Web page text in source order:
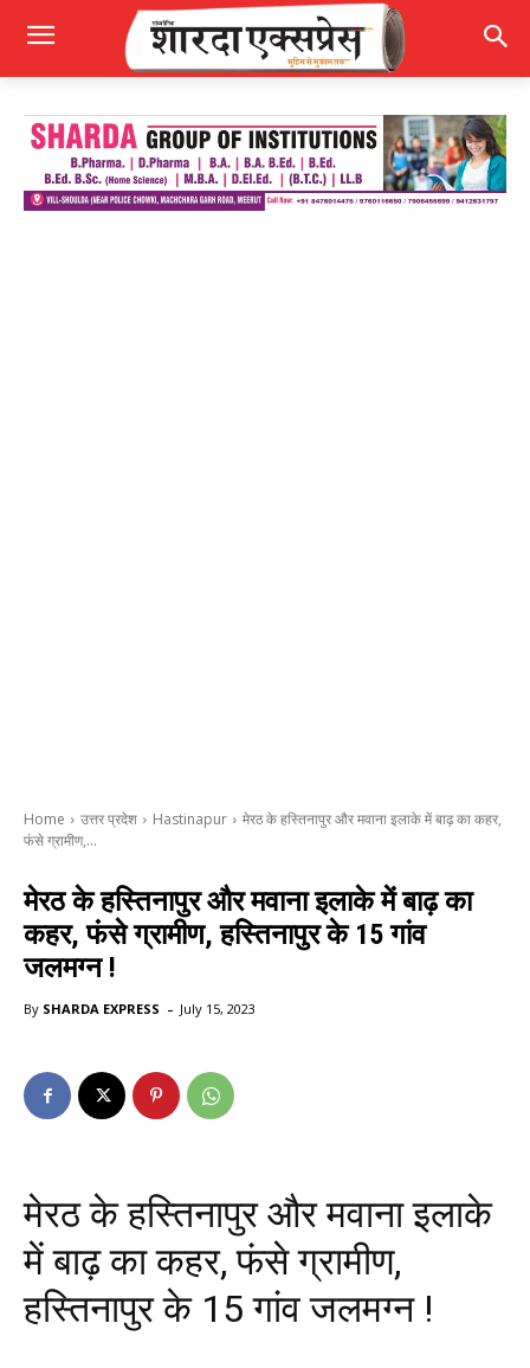
Home उत्तर प्रदेश Hastinapur
मेरठ के हस्तिनापुर और मवाना इलाके में बाढ़ का कहर,
फंसे ग्रामीण,...
मेरठ के हस्तिनापुर और मवाना इलाके में बाढ़ का
कहर, फंसे ग्रामीण, हस्तिनापुर के 15 गांव
जलमग्न !
By SHARDA EXPRESS - July 15, 2023
मेरठ के हस्तिनापुर और मवाना इलाके
में बाढ़ का कहर, फंसे ग्रामीण,
हस्तिनापुर के 15 गांव जलमग्न !